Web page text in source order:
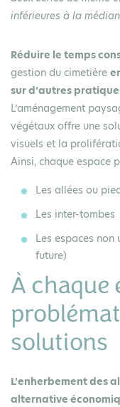
inférieures à la
Réduire le temps
gestion du cimetière
sur d’autres
L’aménagement
végétaux offre une
visuels et la
Ainsi, chaque espace
Les allées ou
Les inter-tombes
Les espaces non
future)
À chaque
solutions
L’enherbement des
alternative